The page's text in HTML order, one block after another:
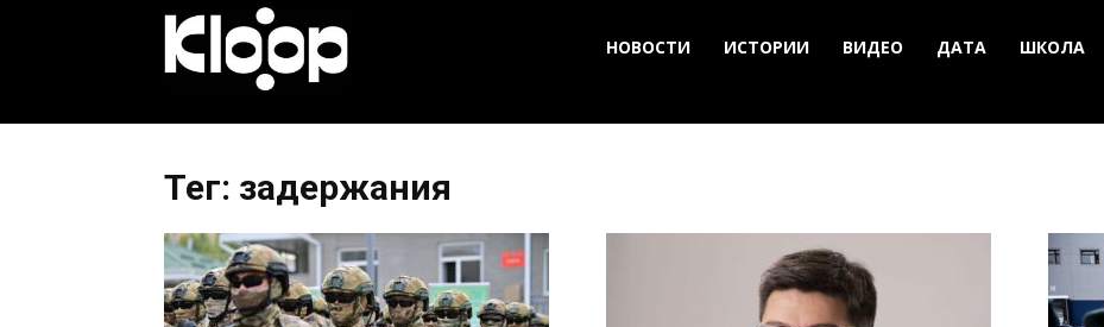
Новости
НОВОСТИ ИСТОРИИ ВИДЕО ДАТА ШКОЛА
Тег: задержания